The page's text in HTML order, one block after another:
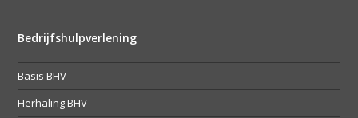
Bedrijfshulpverlening
Basis BHV
Herhaling BHV